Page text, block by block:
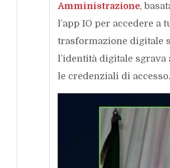
Amministrazione,
l’app IO per accedere a
trasformazione digitale
l’identità digitale
le credenziali di accesso.